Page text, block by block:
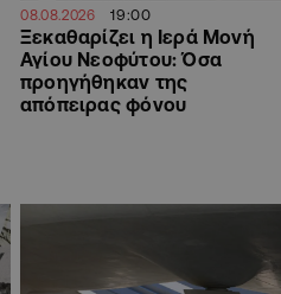
08.08.2026 19:00
Ξεκαθαρίζει η Ιερά Μονή
Αγίου Νεοφύτου: Όσα
προηγήθηκαν της
απόπειρας φόνου